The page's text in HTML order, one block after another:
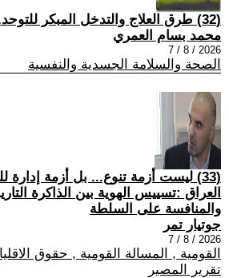
(32) طرق العلاج والتدخل المبكر للتوحد.
محمد بسام العمري
2026 / 8 / 7
الصحة والسلامة الجسدية والنفسية
(33) ليست أزمة تنوع... بل أزمة إدارة
العراق :تسييس الهوية بين الذاكرة
والمنافسة على السلطة
جوتيار تمر
2026 / 8 / 7
القومية , المسالة القومية , حقوق
تقرير المصير